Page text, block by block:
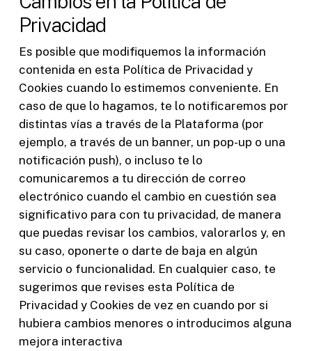
Privacidad
Es posible que modifiquemos la información
contenida en esta Política de Privacidad y
Cookies cuando lo estimemos conveniente. En
caso de que lo hagamos, te lo notificaremos por
distintas vías a través de la Plataforma (por
ejemplo, a través de un banner, un pop-up o una
notificación push), o incluso te lo
comunicaremos a tu dirección de correo
electrónico cuando el cambio en cuestión sea
significativo para con tu privacidad, de manera
que puedas revisar los cambios, valorarlos y, en
su caso, oponerte o darte de baja en algún
servicio o funcionalidad. En cualquier caso, te
sugerimos que revises esta Política de
Privacidad y Cookies de vez en cuando por si
hubiera cambios menores o introducimos alguna
mejora interactiva